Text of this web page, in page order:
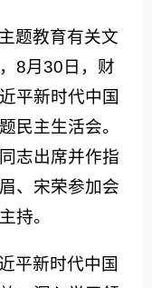
题教育有关文
8月30日，财
平新时代中国
民主生活会。
志出席并作指
、宋荣参加会
持。
平新时代中国